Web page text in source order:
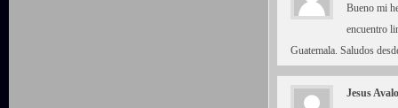
Bueno mi
encuentro
Guatemala. Saludos
Jesus